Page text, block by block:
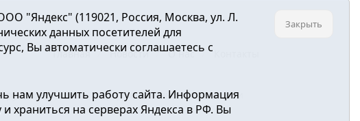
Главная Новости О нас
в сфере связи, информационных технологий и
"Яндекс" (119021, Россия, Москва, ул. Л.
данных посетителей для
Вы автоматически соглашаетесь с
нам улучшить работу сайта. Информация
храниться на серверах Яндекса в РФ. Вы
Закрыть